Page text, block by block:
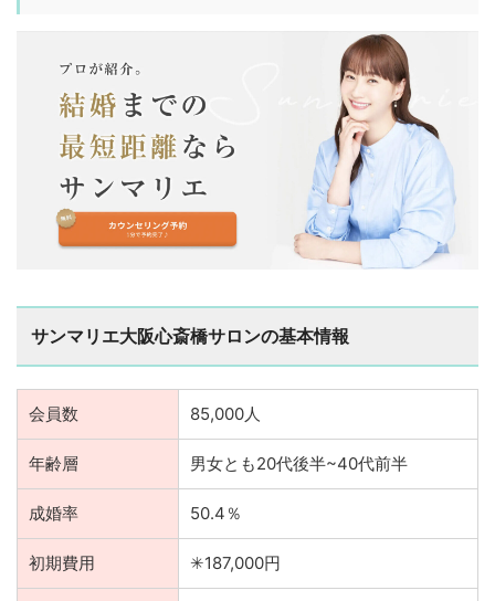
サンマリエ大阪心斎橋サロンの基本情報
会員数 85,000人
年齢層 男女とも20代後半~40代前半
成婚率 50.4％
初期費用 ✳︎187,000円